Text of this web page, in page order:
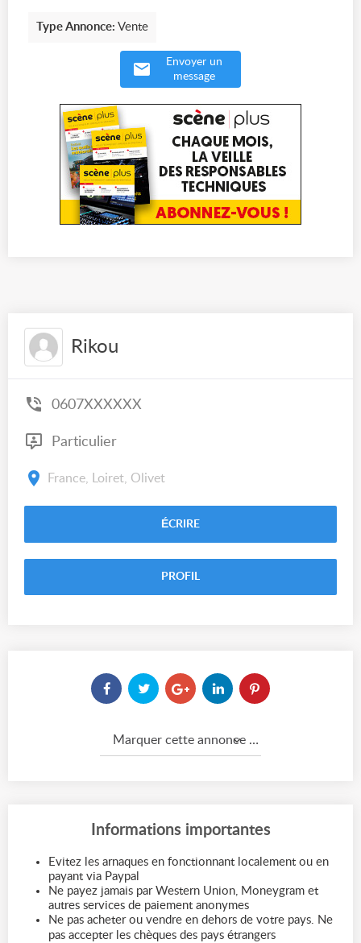
Type Annonce: Vente
Envoyer un
message
Rikou
0607XXXXXX
Particulier
France, Loiret, Olivet
ÉCRIRE
PROFIL
Marquer cette annonce comme...
Informations importantes
Evitez les arnaques en fonctionnant localement ou en
payant via Paypal
Ne payez jamais par Western Union, Moneygram et
autres services de paiement anonymes
Ne pas acheter ou vendre en dehors de votre pays. Ne
pas accepter les chèques des pays étrangers